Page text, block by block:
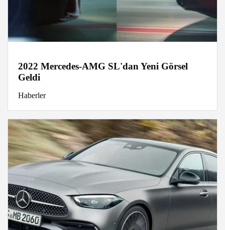
2022 Mercedes-AMG SL'dan Yeni Görsel
Geldi
Haberler